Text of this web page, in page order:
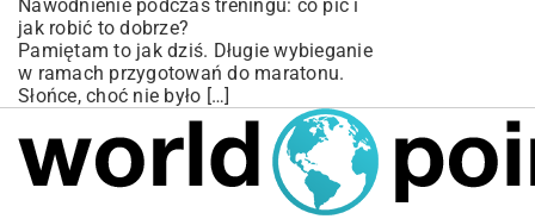
Nawodnienie podczas treningu: co pić i
jak robić to dobrze?
Pamiętam to jak dziś. Długie wybieganie
w ramach przygotowań do maratonu.
Słońce, choć nie było […]